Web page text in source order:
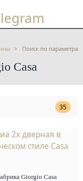
Поиск по параметрам
Сasa
35
Giorgio Сasa